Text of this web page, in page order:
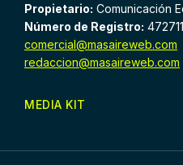
Propietario: Comunicación
Número de Registro:
comercial@masaireweb.com
redaccion@masaireweb.com
MEDIA KIT